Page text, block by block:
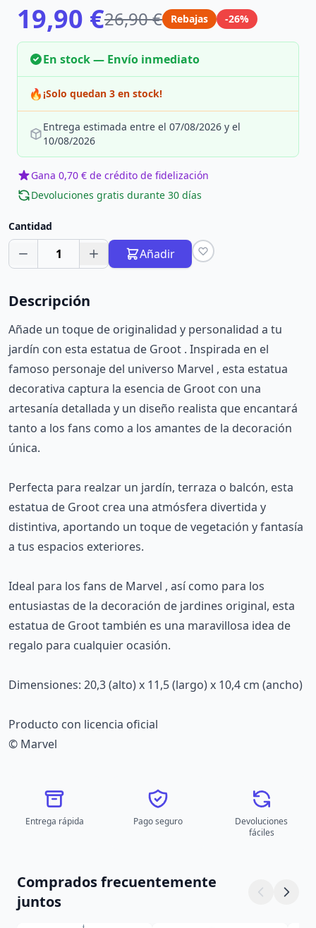
19,90 €26,90 € Rebajas -26%
En stock — Envío inmediato
🔥¡Solo quedan 3 en stock!
Entrega estimada entre el 07/08/2026 y el
10/08/2026
Gana 0,70 € de crédito de fidelización
Devoluciones gratis durante 30 días
Cantidad
1 Añadir
Descripción
Añade un toque de originalidad y personalidad a tu
jardín con esta estatua de Groot . Inspirada en el
famoso personaje del universo Marvel , esta estatua
decorativa captura la esencia de Groot con una
artesanía detallada y un diseño realista que encantará
tanto a los fans como a los amantes de la decoración
única.
Perfecta para realzar un jardín, terraza o balcón, esta
estatua de Groot crea una atmósfera divertida y
distintiva, aportando un toque de vegetación y fantasía
a tus espacios exteriores.
Ideal para los fans de Marvel , así como para los
entusiastas de la decoración de jardines original, esta
estatua de Groot también es una maravillosa idea de
regalo para cualquier ocasión.
Dimensiones: 20,3 (alto) x 11,5 (largo) x 10,4 cm (ancho)
Producto con licencia oficial
© Marvel
Entrega rápida Pago seguro
Devoluciones
fáciles
Comprados frecuentemente
juntos